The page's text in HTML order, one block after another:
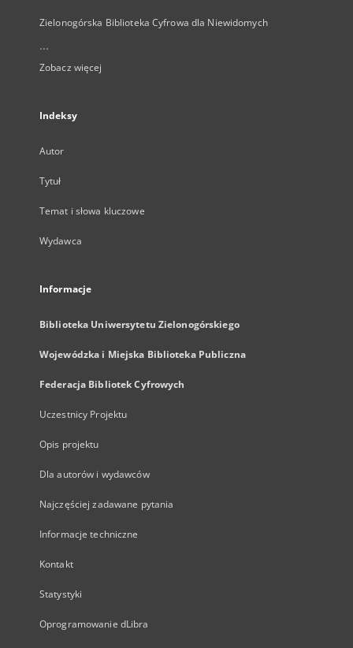
Zielonogórska Biblioteka Cyfrowa dla Niewidomych
...
Zobacz więcej
Indeksy
Autor
Tytuł
Temat i słowa kluczowe
Wydawca
Informacje
Biblioteka Uniwersytetu Zielonogórskiego
Wojewódzka i Miejska Biblioteka Publiczna
Federacja Bibliotek Cyfrowych
Uczestnicy Projektu
Opis projektu
Dla autorów i wydawców
Najczęściej zadawane pytania
Informacje techniczne
Kontakt
Statystyki
Oprogramowanie dLibra